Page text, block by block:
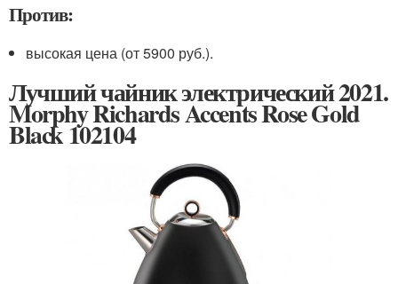
Против:
высокая цена (от 5900 руб.).
Лучший чайник электрический 2021.
Morphy Richards Accents Rose Gold
Black 102104